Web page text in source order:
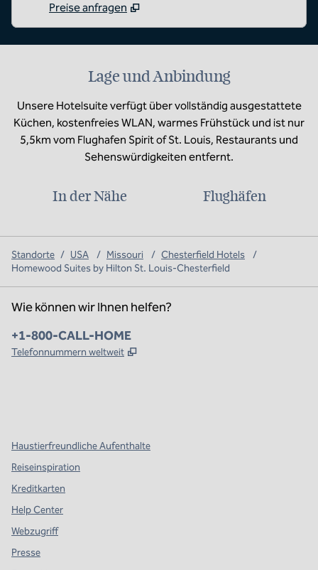
Preise anfragen
Lage und Anbindung
Unsere Hotelsuite verfügt über vollständig ausgestattete
Küchen, kostenfreies WLAN, warmes Frühstück und ist nur
5,5km vom Flughafen Spirit of St. Louis, Restaurants und
Sehenswürdigkeiten entfernt.
In der Nähe Flughäfen
Standorte / USA / Missouri / Chesterfield Hotels
/
Homewood Suites by Hilton St. Louis-Chesterfield
Wie können wir Ihnen helfen?
Telefon:
+1-800-CALL-HOME
Telefonnummern weltweit ,
Haustierfreundliche Aufenthalte
Reiseinspiration
Kreditkarten
Help Center
Webzugriff
Presse